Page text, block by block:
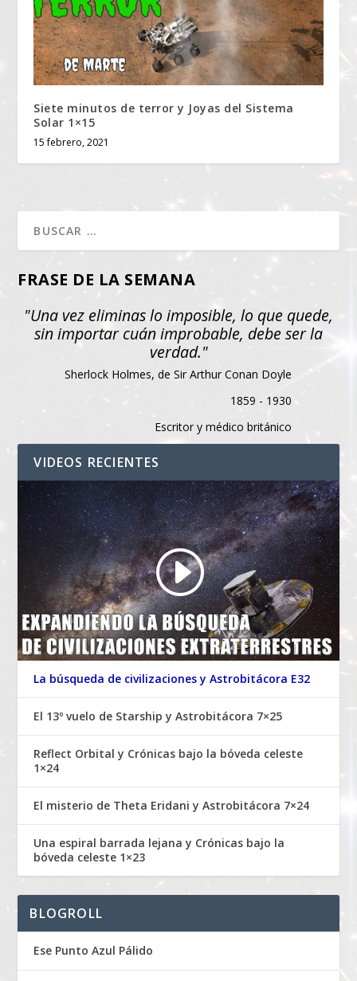
Siete minutos de terror y Joyas del Sistema
Solar 1×15
15 febrero, 2021
FRASE DE LA SEMANA
"Una vez eliminas lo imposible, lo que quede,
sin importar cuán improbable, debe ser la
verdad."
Sherlock Holmes, de Sir Arthur Conan Doyle
1859 - 1930
Escritor y médico británico
VIDEOS RECIENTES
La búsqueda de civilizaciones y Astrobitácora E32
El 13º vuelo de Starship y Astrobitácora 7×25
Reflect Orbital y Crónicas bajo la bóveda celeste
1×24
El misterio de Theta Eridani y Astrobitácora 7×24
Una espiral barrada lejana y Crónicas bajo la
bóveda celeste 1×23
BLOGROLL
Ese Punto Azul Pálido